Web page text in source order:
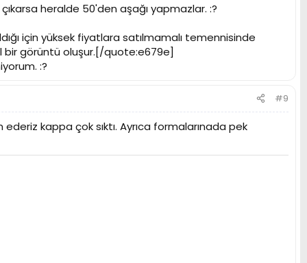
heralde 50'den aşağı yapmazlar. :?
için yüksek fiyatlara satılmamalı temennisinde
bir görüntü oluşur.[/quote:e679e]
:?
#9
kappa çok sıktı. Ayrıca formalarınada pek